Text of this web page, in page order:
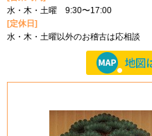
水・木・土曜 9:30〜17:00
[定休日]
水・木・土曜以外のお稽古は応相談